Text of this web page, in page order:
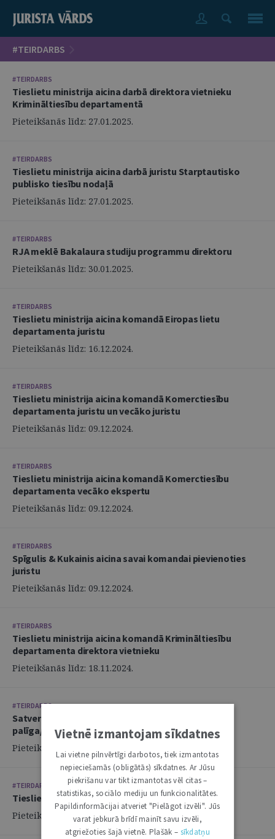
#TEIRDARBS
#TEIRDARBS
Tieslietu ministrija aicina darbā direktora vietnieku
Krimināltiesību departamentā
Pieteikšanās līdz: 27.01.2025.
#TEIRDARBS
Tieslietu ministrija aicina darbā juristu Starptautisko
publisko tiesību nodaļā
Pieteikšanās līdz: 27.01.2025.
#TEIRDARBS
RJA meklē Bakalaura studiju programmu direktoru
Pieteikšanās līdz: 30.01.2025.
#TEIRDARBS
Tieslietu ministrija aicina komandā Eiropas lietu
departamenta juristu
Pieteikšanās līdz: 16.12.2024.
#TEIRDARBS
Tieslietu ministrija aicina komandā Komerctiesību
departamenta juristu un vecāko juristu
Pieteikšanās līdz: 09.12.2024.
#TEIRDARBS
Tieslietu ministrija aicina komandā Komerctiesību
departamenta vecāko ekspertu
Pieteikšanās līdz: 09.12.2024.
#TEIRDARBS
Spīgulis & Kukainis aicina savai komandai pievienoties
juristu
Pieteikšanās līdz: 09.12.2024.
#TEIRDARBS
Tieslietu ministrija aicina komandā Krimināltiesību
departamenta direktora vietnieku
Pieteikšanās līdz: 18.11.2024.
#TEIRDARBS
Satversmes tiesa izsludina konkursu uz tiesneša
palīga/palīdzes amatu
Pieteikšanās līdz: 08.10.2024.
#TEIRDARBS
Tieslietu ministrija aicina komandā juristu
Pieteikšanās līdz: 14.10.2024.
Vietnē izmantojam sīkdatnes
Lai vietne pilnvērtīgi darbotos, tiek izmantotas
nepieciešamās (obligātās) sīkdatnes. Ar Jūsu
piekrišanu var tikt izmantotas vēl citas –
statistikas, sociālo mediju un funkcionalitātes.
Papildinformācijai atveriet "Pielāgot izvēli". Jūs
varat jebkurā brīdī mainīt savu izvēli,
atgriežoties šajā vietnē. Plašāk – sīkdatņu